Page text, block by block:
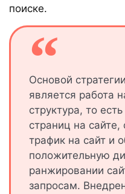
поиске.
Основой
является работа
структура, то
страниц на сайте,
трафик на сайт и
положительную
ранжировании
запросам.